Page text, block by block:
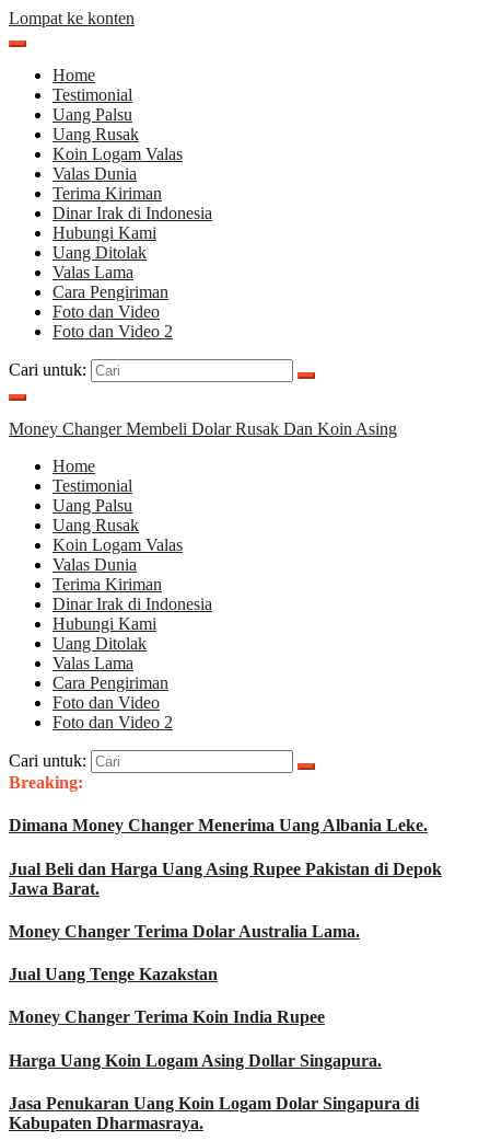
Lompat ke konten
Home
Testimonial
Uang Palsu
Uang Rusak
Koin Logam Valas
Valas Dunia
Terima Kiriman
Dinar Irak di Indonesia
Hubungi Kami
Uang Ditolak
Valas Lama
Cara Pengiriman
Foto dan Video
Foto dan Video 2
Cari untuk:
Money Changer Membeli Dolar Rusak Dan Koin Asing
Home
Testimonial
Uang Palsu
Uang Rusak
Koin Logam Valas
Valas Dunia
Terima Kiriman
Dinar Irak di Indonesia
Hubungi Kami
Uang Ditolak
Valas Lama
Cara Pengiriman
Foto dan Video
Foto dan Video 2
Cari untuk:
Breaking:
Dimana Money Changer Menerima Uang Albania Leke.
Jual Beli dan Harga Uang Asing Rupee Pakistan di Depok
Jawa Barat.
Money Changer Terima Dolar Australia Lama.
Jual Uang Tenge Kazakstan
Money Changer Terima Koin India Rupee
Harga Uang Koin Logam Asing Dollar Singapura.
Jasa Penukaran Uang Koin Logam Dolar Singapura di
Kabupaten Dharmasraya.